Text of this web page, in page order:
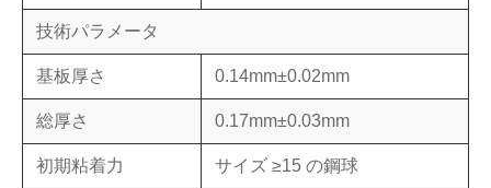
技術パラメータ
基板厚さ 0.14mm±0.02mm
総厚さ 0.17mm±0.03mm
初期粘着力 サイズ ≥15 の鋼球